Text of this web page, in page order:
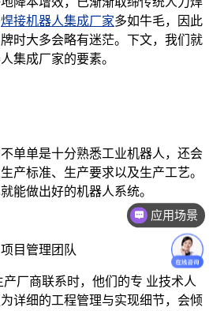
焊接机器人集成厂家多如牛毛，因此
时大多会略有迷茫。下文，我们就
集成厂家的要素。
单单是十分熟悉工业机器人，还会
产标准、生产要求以及生产工艺。
能做出好的机器人系统。
目管理团队
厂商联系时，他们的专 业技术人
详细的工程管理与实现细节，会倾
应用场景